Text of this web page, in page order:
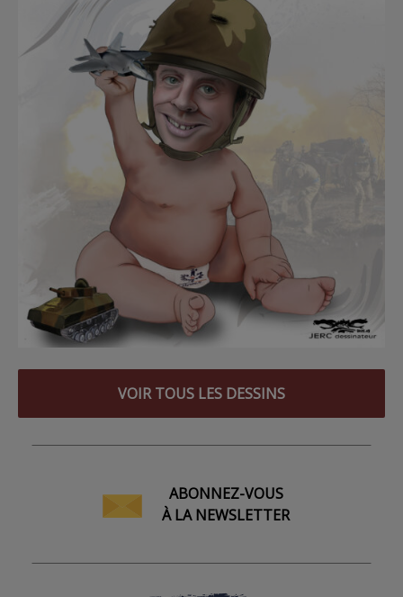
VOIR TOUS LES DESSINS
ABONNEZ-VOUS
À LA NEWSLETTER